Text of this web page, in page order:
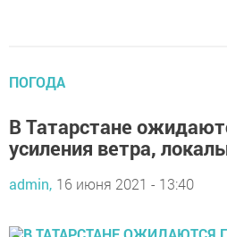
ПОГОДА
В Татарстане
усиления ветра,
admin, 16 июня 2021 - 13:40